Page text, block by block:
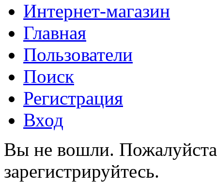
Интернет-магазин
Главная
Пользователи
Поиск
Регистрация
Вход
Вы не вошли.
зарегистрируйтесь.